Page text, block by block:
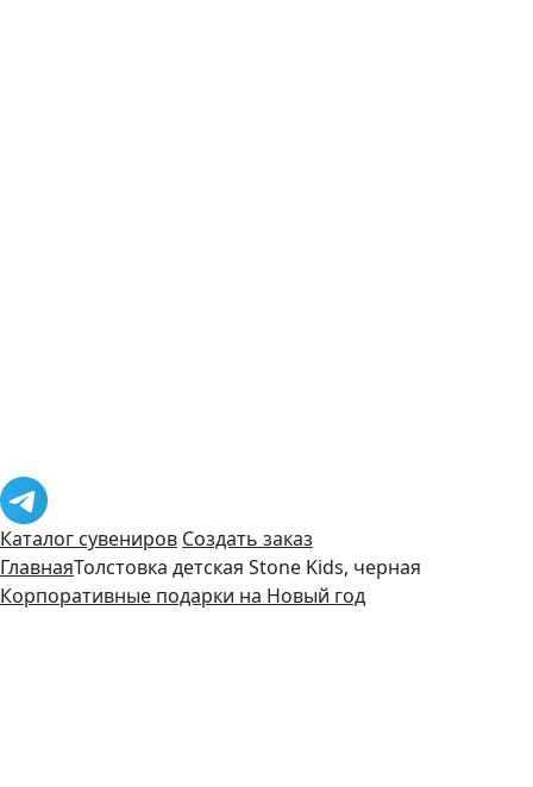
Каталог сувениров Создать заказ
ГлавнаяТолстовка детская Stone Kids, черная
Корпоративные подарки на Новый год